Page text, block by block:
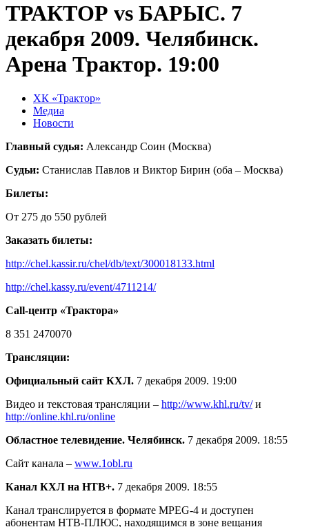
ТРАКТОР vs БАРЫС. 7
декабря 2009. Челябинск.
Арена Трактор. 19:00
ХК «Трактор»
Медиа
Новости
Главный судья: Александр Соин (Москва)
Судьи: Станислав Павлов и Виктор Бирин (оба – Москва)
Билеты:
От 275 до 550 рублей
Заказать билеты:
http://chel.kassir.ru/chel/db/text/300018133.html
http://chel.kassy.ru/event/4711214/
Call-центр «Трактора»
8 351 2470070
Трансляции:
Официальный сайт КХЛ. 7 декабря 2009. 19:00
Видео и текстовая трансляции – http://www.khl.ru/tv/и
http://online.khl.ru/online
Областное телевидение. Челябинск. 7 декабря 2009. 18:55
Сайт канала – www.1obl.ru
Канал КХЛ на НТВ+. 7 декабря 2009. 18:55
Канал транслируется в формате MPEG-4 и доступен
абонентам НТВ-ПЛЮС, находящимся в зоне вещания